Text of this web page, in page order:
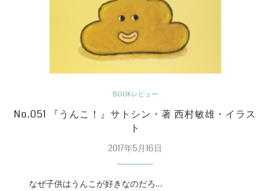
BOOKレビュー
No.051 『うんこ！』サトシン・著 西村敏雄・イラス
ト
2017年5月16日
なぜ子供はうんこが好きなのだろ…